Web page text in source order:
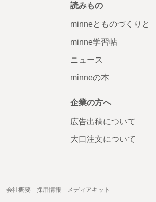
読みもの
minneとものづくりと
minne学習帖
ニュース
minneの本
企業の方へ
広告出稿について
大口注文について
会社概要 採用情報 メディアキット